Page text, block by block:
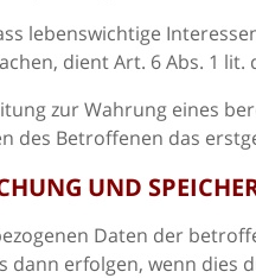
lebenswichtige
dient Art. 6 Abs. 1 lit.
zur Wahrung eines
des Betroffenen das
UND
Daten der
dann erfolgen, wenn dies